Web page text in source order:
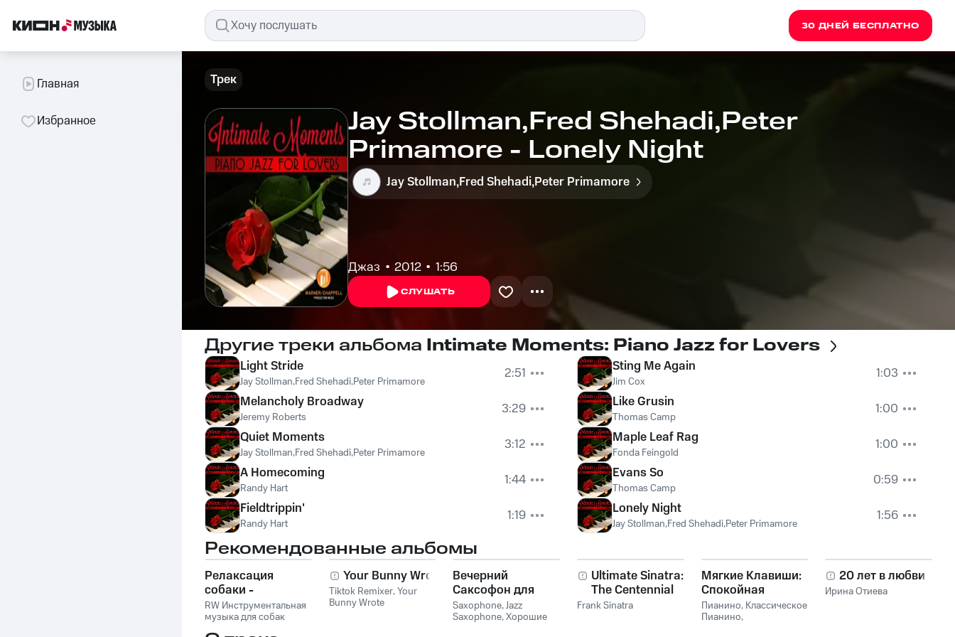
30 ДНЕЙ БЕСПЛАТНО
Главная
Избранное
Трек
Jay Stollman,Fred Shehadi,Peter
Primamore - Lonely Night
Jay Stollman,Fred Shehadi,Peter Primamore
Джаз 2012 1:56
СЛУШАТЬ
Другие треки альбома Intimate Moments: Piano Jazz for Lovers
Light Stride
Jay Stollman,Fred Shehadi,Peter Primamore
2:51
Melancholy Broadway
Jeremy Roberts
3:29
Quiet Moments
Jay Stollman,Fred Shehadi,Peter Primamore
3:12
A Homecoming
Randy Hart
1:44
Fieldtrippin'
Randy Hart 1:19
Sting Me Again
Jim Cox
1:03
Like Grusin
Thomas Camp
1:00
Maple Leaf Rag
Fonda Feingold
1:00
Evans So
Thomas Camp
0:59
Lonely Night
Jay Stollman,Fred Shehadi,Peter Primamore 1:56
Рекомендованные альбомы
Релаксация
собаки -
Расслабляющая
музыка для
собак,
RW Инструментальная
музыка для собак
Your Bunny Wrote
Tiktok Remixer,Your
Bunny Wrote
Вечерний
Саксофон для
Души (Соло и
Лаунж)
Saxophone,Jazz
Saxophone,Хорошие
Ultimate Sinatra:
The Centennial
Collection
Frank Sinatra
Мягкие Клавиши:
Спокойная
Фортепианная
Музыка
Пианино, Классическое
Пианино,
20 лет в любви
Ирина Отиева